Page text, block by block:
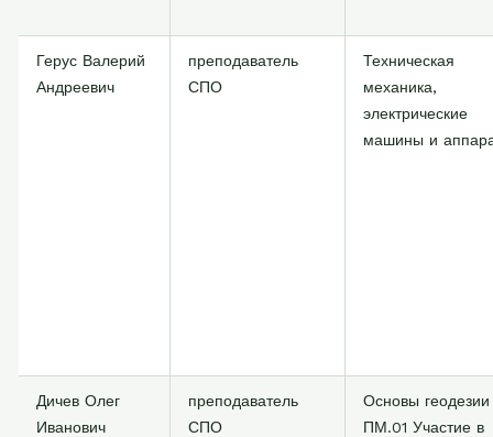
Герус Валерий
Андреевич
преподаватель
СПО
Техническая
механика,
электрические
машины и
Дичев Олег
Иванович
преподаватель
СПО
Основы геодезии
ПМ.01 Участие в